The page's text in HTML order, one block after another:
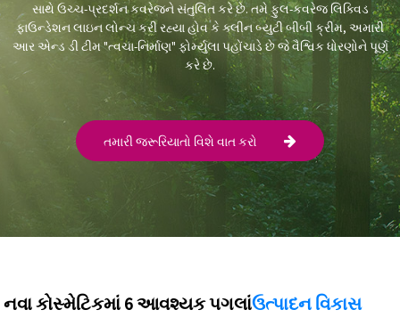
સાથે ઉચ્ચ-પ્રદર્શન કવરેજને સંતુલિત કરે છે. તમે ફુલ-કવરેજ લિક્વિડ
ફાઉન્ડેશન લાઇન લોન્ચ કરી રહ્યા હોવ કે ક્લીન બ્યુટી બીબી ક્રીમ, અમારી
આર એન્ડ ડી ટીમ "ત્વચા-નિર્માણ" ફોર્મ્યુલા પહોંચાડે છે જે વૈશ્વિક ધોરણોને પૂર્ણ
કરે છે.
તમારી જરૂરિયાતો વિશે વાત કરો
નવા કોસ્મેટિકમાં 6 આવશ્યક પગલાંઉત્પાદન વિકાસ